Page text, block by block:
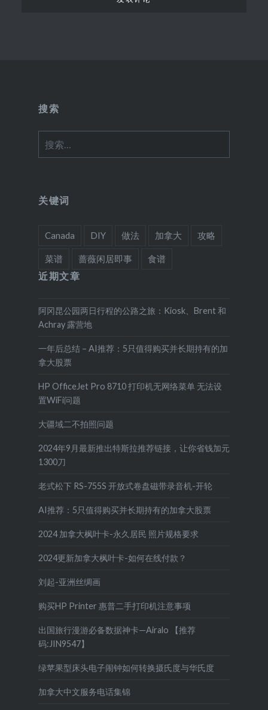
搜索
索：
关键词
Canada DIY 做法 加拿大 攻略
菜谱 蔷薇闲居即事 食谱
近期文章
阿冈昆公园两日行程的公路之旅：Kiosk、Brent 和
Achray 露营地
一年后总结 – AI推荐：5只值得购买并长期持有的加
拿大股票
HP OfficeJet Pro 8710 打印机无网络菜单 无法设
置WiFi问题
大疆域二不拍照问题
2024年9月最新推出特斯拉推荐链接，让你省钱加元
1300刀
老式松下 RS-755S 开放式卷盘磁带录音机-开轮
AI推荐：5只值得购买并长期持有的加拿大股票
2024 加拿大枫叶卡-永久居民 照片规格要求
2024更新加拿大枫叶卡-如何在线付款？
刘起-亚洲丝绸画
购买HP Printer 惠普二手打印机注意事项
出国旅行漫游必备数据神卡—Airalo 【推荐
码:JIN9547】
绿苹果型床头电子闹钟如何转换摄氏度与华氏度
加拿大中文服务电话集锦